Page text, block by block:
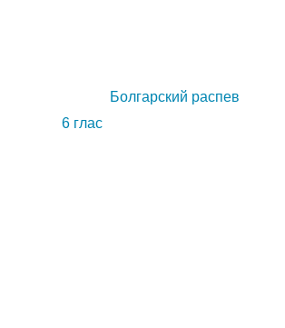
Болгарский распев
6 глас